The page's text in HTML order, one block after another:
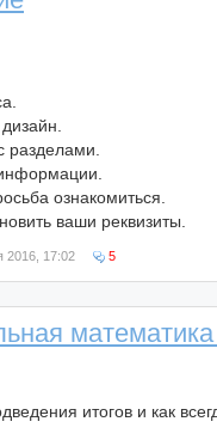
ознакомиться.
ваши реквизиты.
2016, 17:02 5
итогов и как